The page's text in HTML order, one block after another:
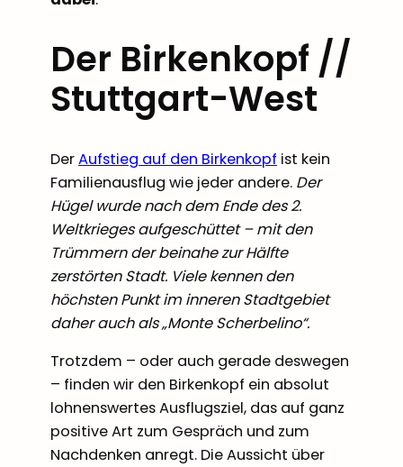
Der Birkenkopf //
Stuttgart-West
DerAufstieg auf den Birkenkopf ist kein
Familienausflug wie jeder andere. Der
Hügel wurde nach dem Ende des 2.
Weltkrieges aufgeschüttet – mit den
Trümmern der beinahe zur Hälfte
zerstörten Stadt. Viele kennen den
höchsten Punkt im inneren Stadtgebiet
daher auch als „Monte Scherbelino“.
Trotzdem – oder auch gerade deswegen
– finden wir den Birkenkopf ein absolut
lohnenswertes Ausflugsziel, das auf ganz
positive Art zum Gespräch und zum
Nachdenken anregt. Die Aussicht über